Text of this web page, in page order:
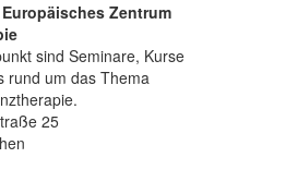
Europäisches Zentrum
sind Seminare, Kurse
rund um das Thema
25